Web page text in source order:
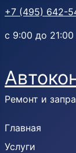
+7 (495) 642-
с 9:00 до
Ремонт и
Главная
Услуги